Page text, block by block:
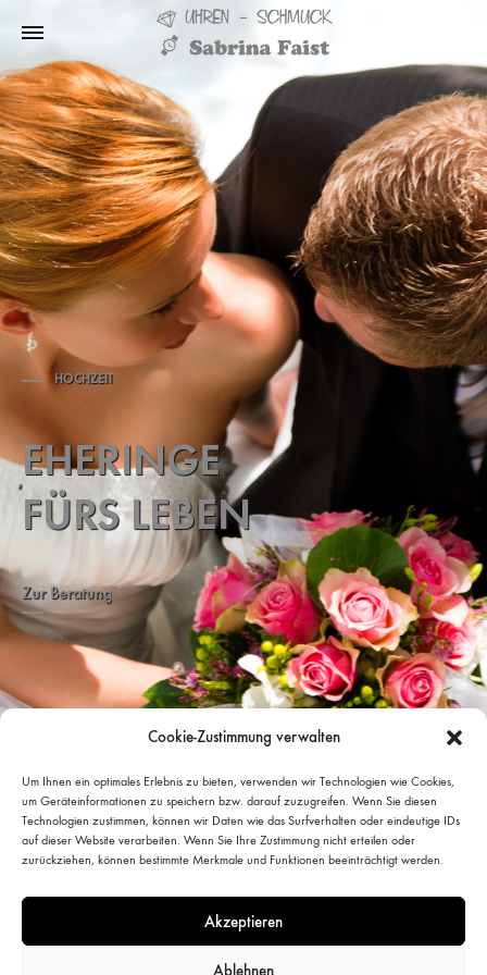
Cookie-Zustimmung verwalten
Um Ihnen ein optimales Erlebnis zu bieten, verwenden wir Technologien wie Cookies,
um Geräteinformationen zu speichern bzw. darauf zuzugreifen. Wenn Sie diesen
Technologien zustimmen, können wir Daten wie das Surfverhalten oder eindeutige IDs
auf dieser Website verarbeiten. Wenn Sie Ihre Zustimmung nicht erteilen oder
zurückziehen, können bestimmte Merkmale und Funktionen beeinträchtigt werden.
Akzeptieren
Ablehnen
FB
EHERINGE
FÜRS LEBEN
HOCHZEIT
Zur Bera­tung